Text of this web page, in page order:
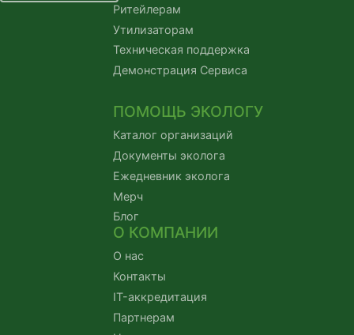
Ритейлерам
Утилизаторам
Техническая поддержка
Демонстрация Сервиса
ПОМОЩЬ ЭКОЛОГУ
Каталог организаций
Документы эколога
Ежедневник эколога
Мерч
Блог
О КОМПАНИИ
О нас
Контакты
IT-аккредитация
Партнерам